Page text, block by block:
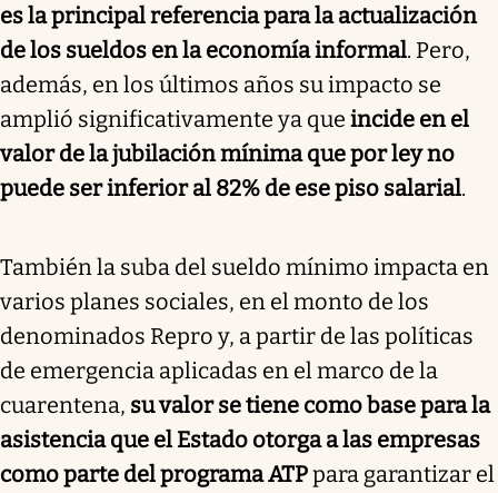
es la principal referencia para la actualización
de los sueldos en la economía informal. Pero,
además, en los últimos años su impacto se
amplió significativamente ya que incide en el
valor de la jubilación mínima que por ley no
puede ser inferior al 82% de ese piso salarial.
También la suba del sueldo mínimo impacta en
varios planes sociales, en el monto de los
denominados Repro y, a partir de las políticas
de emergencia aplicadas en el marco de la
cuarentena, su valor se tiene como base para la
asistencia que el Estado otorga a las empresas
como parte del programa ATPpara garantizar el